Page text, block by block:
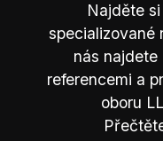
Najděte
specializované
nás
referencemi a
oboru